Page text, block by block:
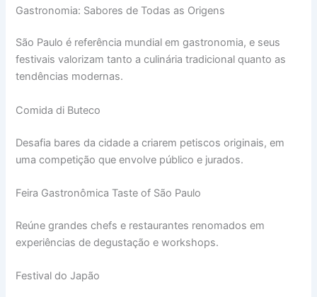
Gastronomia: Sabores de Todas as Origens
São Paulo é referência mundial em gastronomia, e seus
festivais valorizam tanto a culinária tradicional quanto as
tendências modernas.
Comida di Buteco
Desafia bares da cidade a criarem petiscos originais, em
uma competição que envolve público e jurados.
Feira Gastronômica Taste of São Paulo
Reúne grandes chefs e restaurantes renomados em
experiências de degustação e workshops.
Festival do Japão